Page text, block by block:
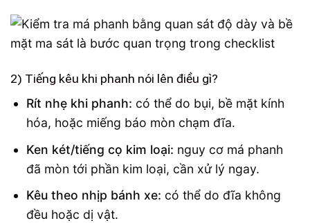
2) Tiếng kêu khi phanh nói lên điều gì?
Rít nhẹ khi phanh: có thể do bụi, bề mặt kính
hóa, hoặc miếng báo mòn chạm đĩa.
Ken két/tiếng cọ kim loại: nguy cơ má phanh
đã mòn tới phần kim loại, cần xử lý ngay.
Kêu theo nhịp bánh xe: có thể do đĩa không
đều hoặc dị vật.